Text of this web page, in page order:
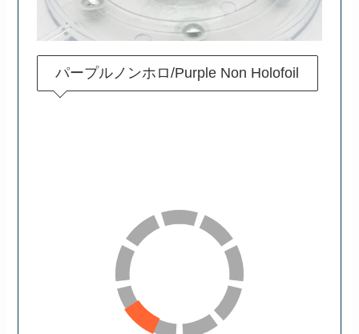
パープルノンホロ/Purple Non Holofoil